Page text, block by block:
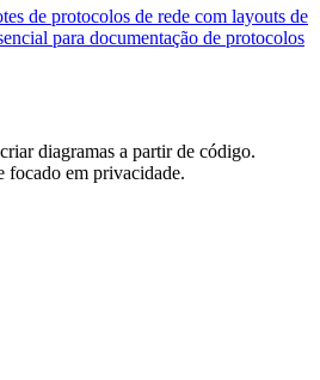
de protocolos de rede com layouts de
para documentação de protocolos
diagramas a partir de código.
focado em privacidade.